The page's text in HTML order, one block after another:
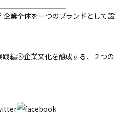
企業全体を一つのブランドとして設
践編③企業文化を醸成する、２つの